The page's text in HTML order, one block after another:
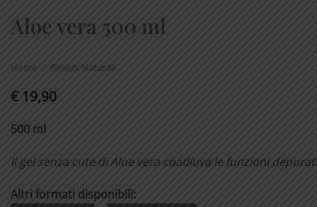
Aloe vera 500 ml
Home Rimedi Naturali
€19,90
500 ml
Il gel senza cute di Aloe vera coadiuva le funzioni
Altri formati disponibili: